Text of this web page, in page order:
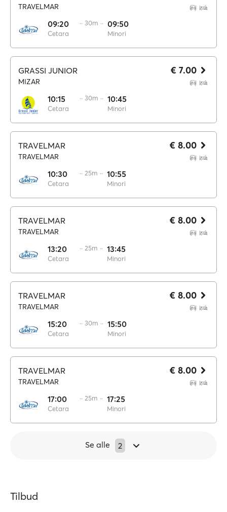
TRAVELMAR
09:20
Cetara
·· 30m ·· 09:50
Minori
GRASSI JUNIOR
MIZAR
10:15
Cetara
·· 30m ·· 10:45
Minori
€ 7.00
TRAVELMAR
TRAVELMAR
10:30
Cetara
·· 25m ·· 10:55
Minori
€ 8.00
TRAVELMAR
TRAVELMAR
13:20
Cetara
·· 25m ·· 13:45
Minori
€ 8.00
TRAVELMAR
TRAVELMAR
15:20
Cetara
·· 30m ·· 15:50
Minori
€ 8.00
TRAVELMAR
TRAVELMAR
17:00
Cetara
·· 25m ·· 17:25
Minori
€ 8.00
Se alle 2
Tilbud